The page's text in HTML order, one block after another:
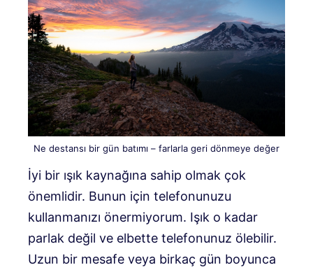
Ne destansı bir gün batımı – farlarla geri dönmeye değer
İyi bir ışık kaynağına sahip olmak çok
önemlidir. Bunun için telefonunuzu
kullanmanızı önermiyorum. Işık o kadar
parlak değil ve elbette telefonunuz ölebilir.
Uzun bir mesafe veya birkaç gün boyunca